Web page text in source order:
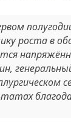
роста в